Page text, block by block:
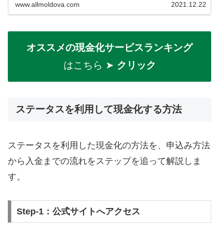
www.allmoldova.com 2021.12.22
オススメの現金化サービスランキング
はこちら ➤ クリック
ステータスを利用して現金化する方法
ステータスを利用した現金化の方法を、申込み方法
から入金までの流れをステップを追って解説しま
す。
Step-1：公式サイトへアクセス